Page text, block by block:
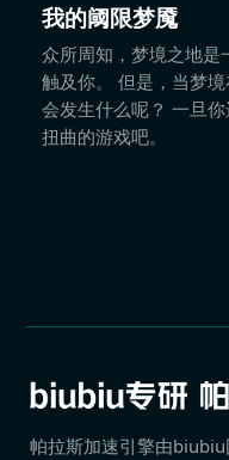
我的阈限梦魇
众所周知，梦境之地是
触及你。 但是，当梦
会发生什么呢？ 一旦
扭曲的游戏吧。
帕拉斯加速引擎由